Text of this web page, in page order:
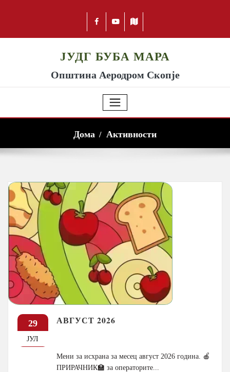
ЈУДГ БУБА МАРА
Општина Аеродром Скопје
Дома Активности
29
ЈУЛ
АВГУСТ 2026
Мени за исхрана за месец август 2026 година. 🍎
ПРИРАЧНИК🏫 за операторите...